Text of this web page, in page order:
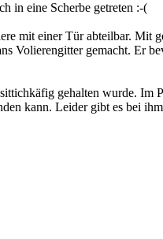
in eine Scherbe getreten :-(
mit einer Tür abteilbar. Mit
Volierengitter gemacht. Er
gehalten wurde. Im
kann. Leider gibt es bei